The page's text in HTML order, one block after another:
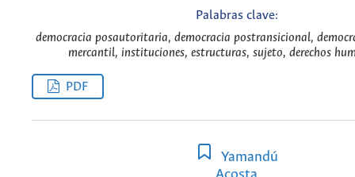
Palabras clave:
democracia posautoritaria, democracia postransicional,
mercantil, instituciones, estructuras, sujeto, derechos
PDF
Yamandú